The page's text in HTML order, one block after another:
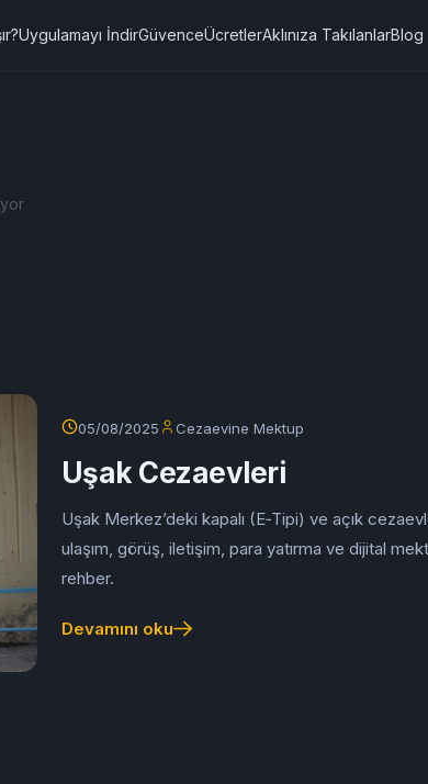
Uygulamayı İndirGüvenceÜcretlerAklınıza TakılanlarBlog
05/08/2025 Cezaevine Mektup
Uşak Cezaevleri
Uşak Merkez’deki kapalı (E‑Tipi) ve açık
ulaşım, görüş, iletişim, para yatırma ve dijital
rehber.
Devamını oku